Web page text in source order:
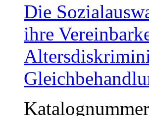
Die
ihre
Katalognummer